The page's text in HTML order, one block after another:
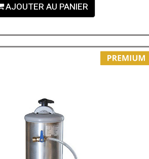
AJOUTER AU PANIER